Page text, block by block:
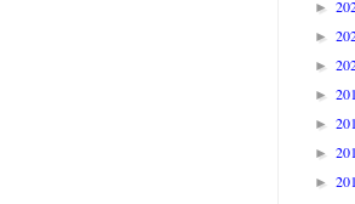
►
►
►
►
►
►
►